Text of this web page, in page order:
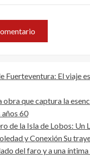
Fuerteventura: El viaje
obra que captura la
60
de la Isla de Lobos: Un
y Conexión Su
del faro y a una